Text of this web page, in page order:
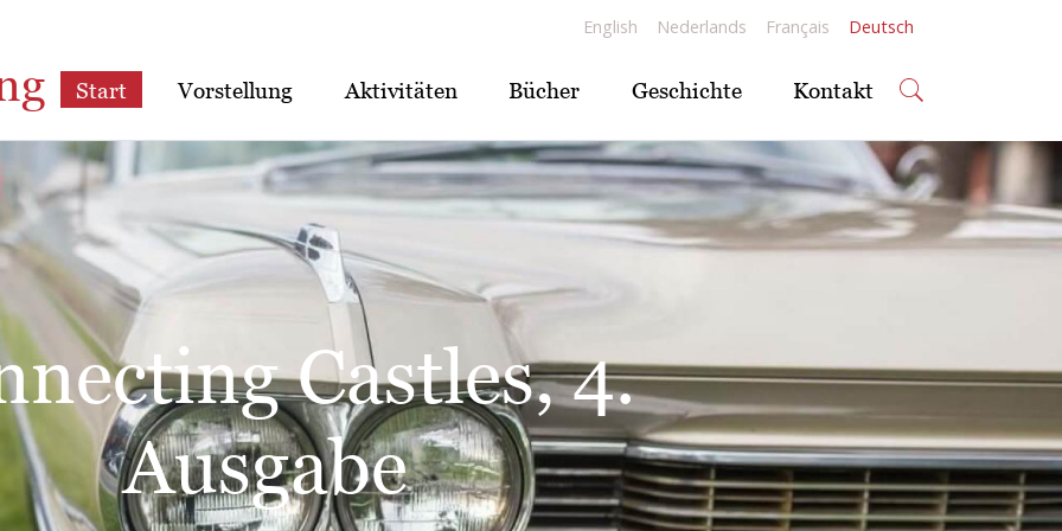
English Nederlands Français Deutsch
Start Vorstellung Aktivitäten Bücher Geschichte Kontakt
Die
im 18.
– Ein
der Geselligkeit